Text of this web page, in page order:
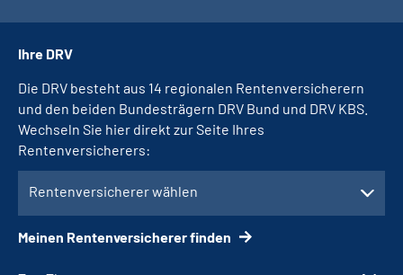
Ihre DRV
Die DRV besteht aus 14 regionalen Rentenversicherern
und den beiden Bundesträgern DRV Bund und DRV KBS.
Wechseln Sie hier direkt zur Seite Ihres
Rentenversicherers:
Rentenversicherer wählen
Meinen Rentenversicherer finden